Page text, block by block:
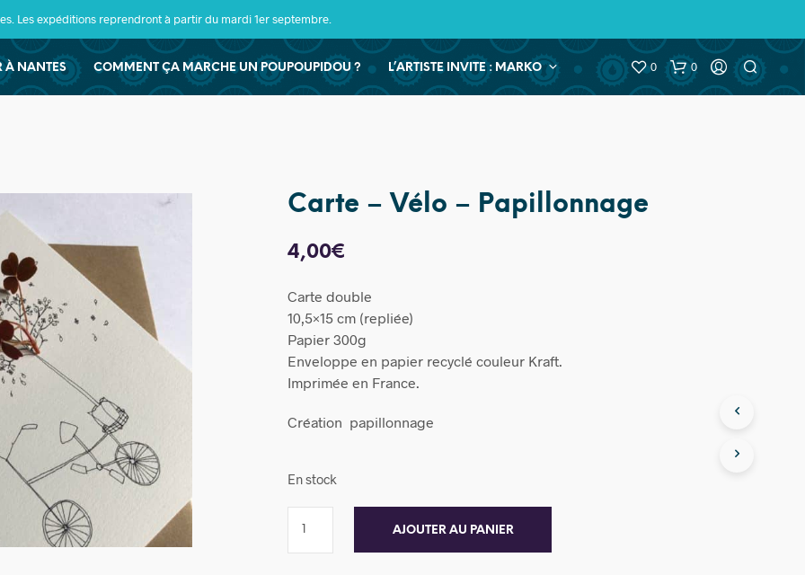
Les expéditions reprendront à partir du mardi 1er septembre.
À NANTES COMMENT ÇA MARCHE UN POUPOUPIDOU ? L’ARTISTE INVITE : MARKO 0 0
Carte – Vélo – Papillonnage
4,00€
Carte double
10,5×15 cm (repliée)
Papier 300g
Enveloppe en papier recyclé couleur Kraft.
Imprimée en France.
Création papillonnage
En stock
AJOUTER AU PANIER